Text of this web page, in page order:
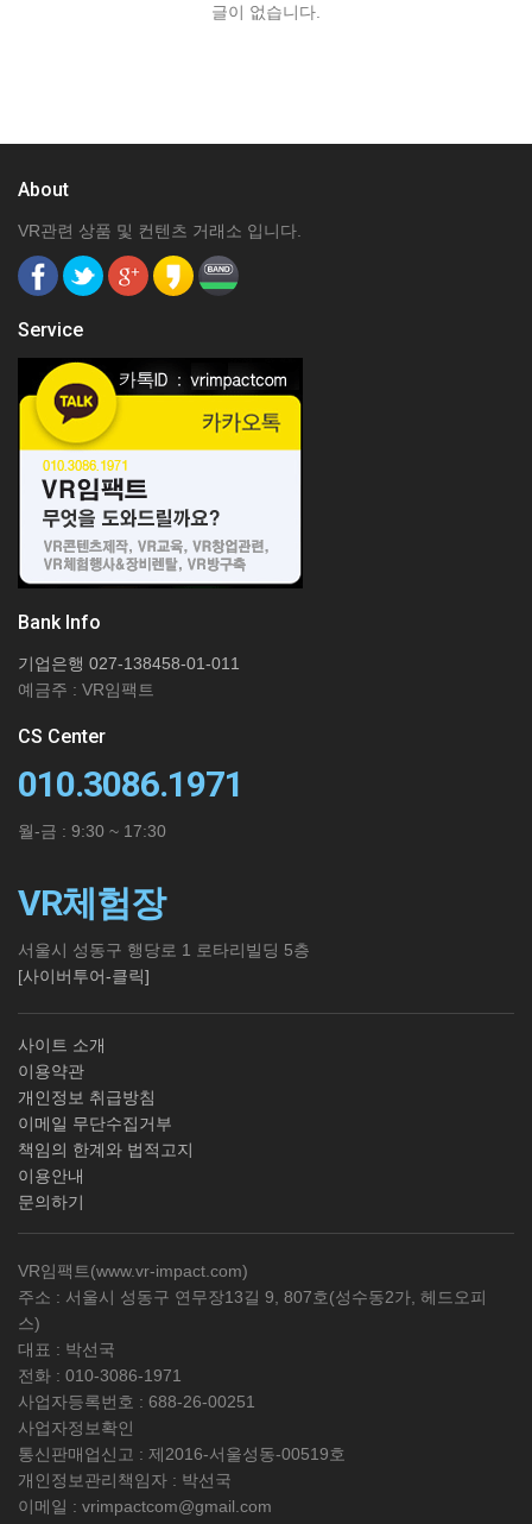
글이 없습니다.
About
VR관련 상품 및 컨텐츠 거래소 입니다.
Service
Bank Info
기업은행 027-138458-01-011
예금주 : VR임팩트
CS Center
010.3086.1971
월-금 : 9:30 ~ 17:30
VR체험장
서울시 성동구 행당로 1 로타리빌딩 5층
[사이버투어-클릭]
사이트 소개
이용약관
개인정보 취급방침
이메일 무단수집거부
책임의 한계와 법적고지
이용안내
문의하기
VR임팩트(www.vr-impact.com)
주소 : 서울시 성동구 연무장13길 9, 807호(성수동2가, 헤드오피
스)
대표 : 박선국
전화 : 010-3086-1971
사업자등록번호 : 688-26-00251
사업자정보확인
통신판매업신고 : 제2016-서울성동-00519호
개인정보관리책임자 : 박선국
이메일 : vrimpactcom@gmail.com